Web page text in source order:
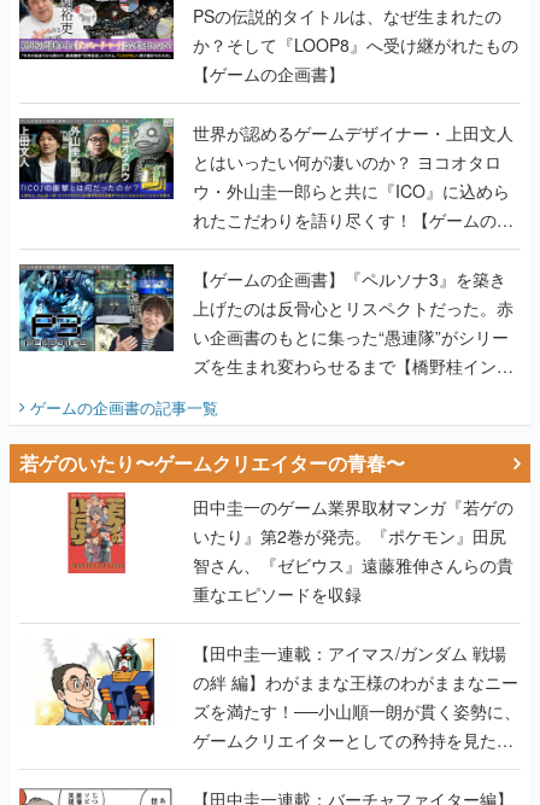
PSの伝説的タイトルは、なぜ生まれたの
か？そして『LOOP8』へ受け継がれたもの
【ゲームの企画書】
世界が認めるゲームデザイナー・上田文人
とはいったい何が凄いのか？ ヨコオタロ
ウ・外山圭一郎らと共に『ICO』に込めら
れたこだわりを語り尽くす！【ゲームの企
画書】
【ゲームの企画書】『ペルソナ3』を築き
上げたのは反骨心とリスペクトだった。赤
い企画書のもとに集った“愚連隊”がシリー
ズを生まれ変わらせるまで【橋野桂インタ
ゲームの企画書の記事一覧
若ゲのいたり〜ゲームクリエイターの青春〜
田中圭一のゲーム業界取材マンガ『若ゲの
いたり』第2巻が発売。『ポケモン』田尻
智さん、『ゼビウス』遠藤雅伸さんらの貴
重なエピソードを収録
【田中圭一連載：アイマス/ガンダム 戦場
の絆 編】わがままな王様のわがままなニー
ズを満たす！──小山順一朗が貫く姿勢に、
ゲームクリエイターとしての矜持を見た
【若ゲのいたり最終回】
【田中圭一連載：バーチャファイター編】